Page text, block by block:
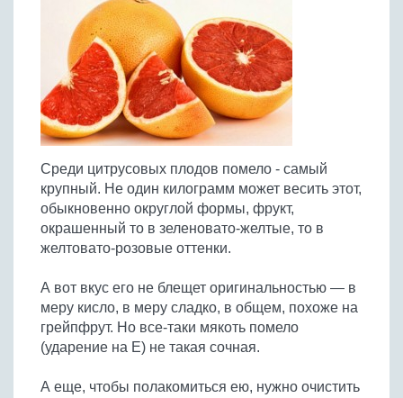
Из яиц и другие
Холодные супы
Супы-пюре
Молочные супы
Сладкие супы
Отварное мясо
Запеченное мясо
Тушеное мясо
Из мясного фарша
Из субпродуктов
Жареная рыба
Отварная и паровая
Запеченная рыба
Тушеная рыба
Из рыбного фарша
Морепродукты
Суши и роллы
Вся птица
Жареная птица
Отварная птица
Запеченная птица
Тушеная птица
Из фарша птицы
Из субпродуктов птицы
Овощи
Все овощи
Жареные овощи
Отварные овощи
Запеченные овощи
Выпечка
Вся выпечка
Торты и пирожные
Пироги и пирожки
Кексы и маффины
Печенье и булочки
Блины и оладьи
Пиццы
Кремы
Соусы
Все соусы
Соусы к мясу
Соусы к рыбе
Соусы к овощам
Все напитки
Алкогольные напитки
Безалкогольные напитки
Заготовки
Все заготовки
Ягоды и фрукты
Овощи
Грибы
Другие заготовки
Десерты
Десерты
Пельмени, вареники
Макароны
Грибы
Среди цитрусовых плодов помело - самый
крупный. Не один килограмм может весить этот,
обыкновенно округлой формы, фрукт,
окрашенный то в зеленовато-желтые, то в
желтовато-розовые оттенки.
А вот вкус его не блещет оригинальностью — в
меру кисло, в меру сладко, в общем, похоже на
грейпфрут. Но все-таки мякоть помело
(ударение на Е) не такая сочная.
А еще, чтобы полакомиться ею, нужно очистить